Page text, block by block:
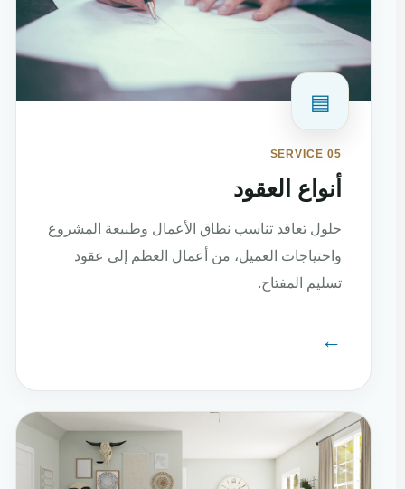
▤
SERVICE 05
أنواع العقود
حلول تعاقد تناسب نطاق الأعمال وطبيعة المشروع
واحتياجات العميل، من أعمال العظم إلى عقود
تسليم المفتاح.
←